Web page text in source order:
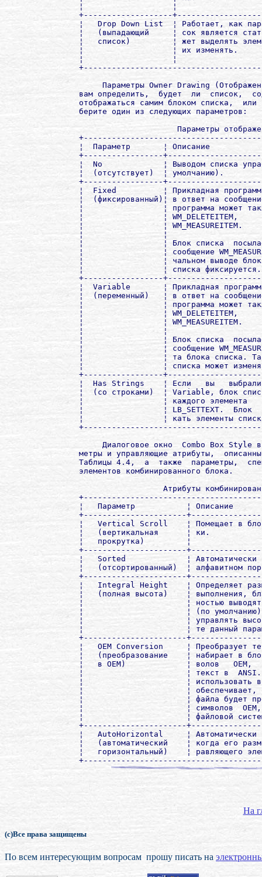
¦                   ¦
+-------------------
¦   Drop Down List  ¦ Работает, как
¦   (выпадающий     ¦ сок является
¦   список)         ¦ жет выделять
¦                   ¦ их
¦                   ¦
Параметры Owner Drawing
вам определить,  будет  ли  список,
отображаться самим блоком списка,  или
берите один из следующих параметров:
Параметры
¦  Параметр       ¦ Описание
+-----------------
¦  No             ¦ Выводом списка
¦  (отсутствует)  ¦
+-----------------
¦  Fixed          ¦ Прикладная программа
¦  (фиксированный)¦ в ответ на сообщение
¦                 ¦ программа может также
¦                 ¦ WM_DELETEITEM,
¦                 ¦
¦                 ¦
¦                 ¦ Блок списка  посылает
¦                 ¦ сообщение
¦                 ¦ чальном выводе блока
¦                 ¦ списка
+-----------------
¦  Variable       ¦ Прикладная
¦  (переменный)   ¦ в ответ на сообщение
¦                 ¦ программа может также
¦                 ¦ WM_DELETEITEM,
¦                 ¦
¦                 ¦
¦                 ¦ Блок списка  посылает
¦                 ¦ сообщение
¦                 ¦ та блока списка.
¦                 ¦ списка может
+-----------------
¦  Has Strings    ¦ Если   вы
¦  (со строками)  ¦ Variable, блок
¦                 ¦ каждого элемента
¦                 ¦ LB_SETTEXT.  Блок
¦                 ¦ кать элементы
Диалоговое окно  Combo Box Style
метры и управляющие атрибуты,
Таблицы 4.4,  а  также  параметры,
элементов комбинированного блока.
Атрибуты
¦   Параметр           ¦
+----------------------
¦   Vertical Scroll    ¦ Помещает в блок
¦   (вертикальная      ¦ ки.
¦   прокрутка)         ¦
+----------------------
¦   Sorted             ¦ Автоматически
¦   (отсортированный)  ¦
+----------------------
¦   Integral Height    ¦ Определяет
¦   (полная высота)    ¦ выполнения,
¦                      ¦ ностью выводятся
¦                      ¦ (по умолчанию).
¦                      ¦ управлять
¦                      ¦ те данный
+----------------------
¦   OEM Conversion     ¦ Преобразует
¦   (преобразование    ¦ набирает в
¦   в OEM)             ¦ волов   OEM,
¦                      ¦ текст в  ANSI.
¦                      ¦ использовать в
¦                      ¦ обеспечивает,
¦                      ¦ файла будет
¦                      ¦ символов  OEM,
¦                      ¦ файловой
+----------------------
¦   AutoHorizontаl     ¦ Автоматически
¦   (автоматический    ¦ когда его
¦   горизонтальный)    ¦
На
(с)Все права защищены
По всем интересующим вопросам прошу писать на